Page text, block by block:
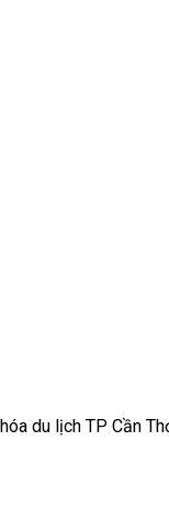
du lịch TP Cần